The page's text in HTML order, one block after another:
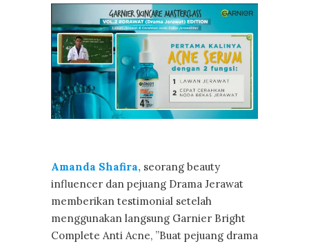
Amanda Shafira, seorang beauty
influencer dan pejuang Drama Jerawat
memberikan testimonial setelah
menggunakan langsung Garnier Bright
Complete Anti Acne, ”Buat pejuang drama